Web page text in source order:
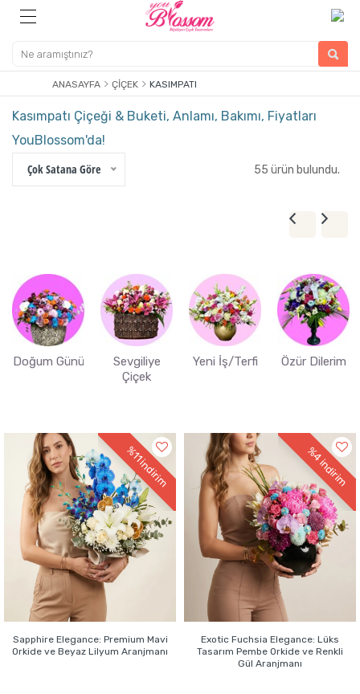
ANASAYFA ÇIÇEK KASIMPATI
Kasımpatı Çiçeği & Buketi, Anlamı, Bakımı, Fiyatları
YouBlossom'da!
Çok Satana Göre
55 ürün bulundu.
Doğum Günü
Sevgiliye
Çiçek
Yeni İş/Terfi Özür Dilerim
%11
indirim
Sapphire Elegance: Premium Mavi
Orkide ve Beyaz Lilyum Aranjmanı
%4
indirim
Exotic Fuchsia Elegance: Lüks
Tasarım Pembe Orkide ve Renkli
Gül Aranjmanı